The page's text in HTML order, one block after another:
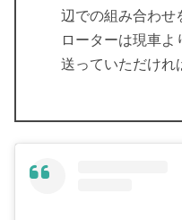
辺での組み合わせ
ローターは現車よ
送っていただけれ